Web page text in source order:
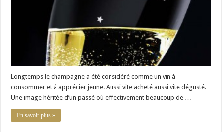
Longtemps le champagne a été considéré comme un vin à
consommer et à apprécier jeune. Aussi vite acheté aussi vite dégusté.
Une image héritée d’un passé où effectivement beaucoup de …
En savoir plus »